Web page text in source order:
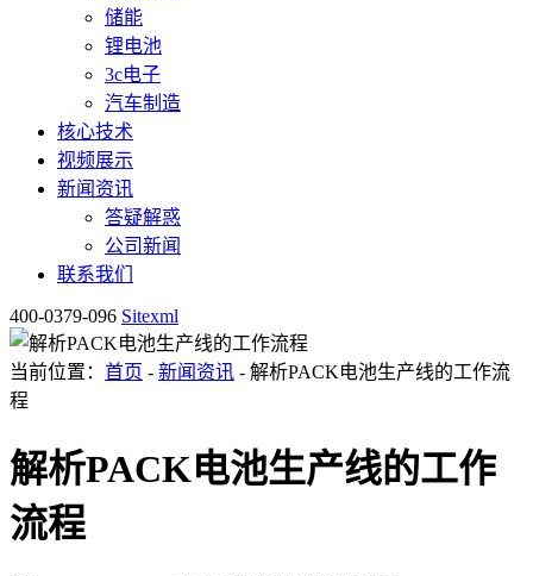
储能
锂电池
3c电子
汽车制造
核心技术
视频展示
新闻资讯
答疑解惑
公司新闻
联系我们
400-0379-096 Sitexml
当前位置： 首页 - 新闻资讯 - 解析PACK电池生产线的工作流
程
解析PACK电池生产线的工作
流程